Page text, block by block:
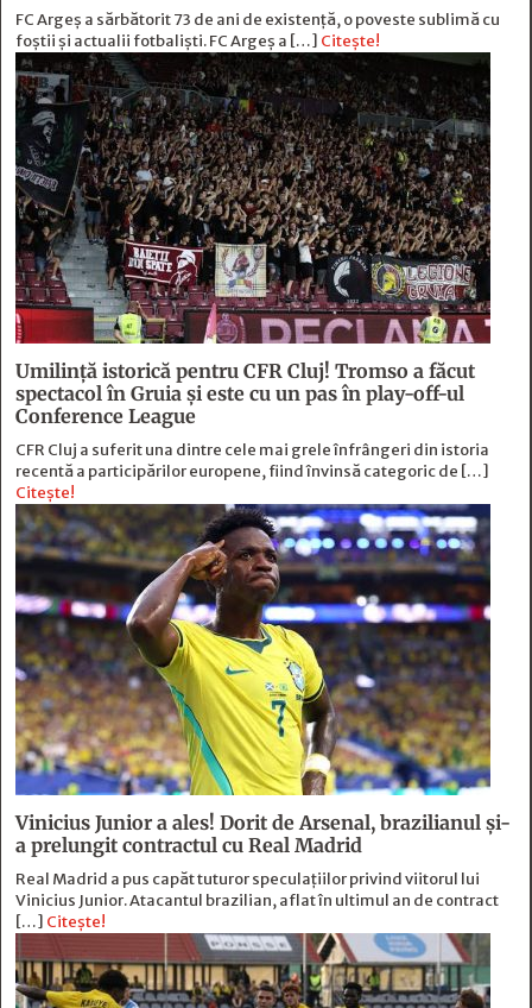
FC Argeș a sărbătorit 73 de ani de existență, o poveste sublimă cu
foștii și actualii fotbaliști. FC Argeș a […] Citește!
Umilință istorică pentru CFR Cluj! Tromso a făcut
spectacol în Gruia și este cu un pas în play-off-ul
Conference League
CFR Cluj a suferit una dintre cele mai grele înfrângeri din istoria
recentă a participărilor europene, fiind învinsă categoric de […]
Citește!
Vinicius Junior a ales! Dorit de Arsenal, brazilianul și-
a prelungit contractul cu Real Madrid
Real Madrid a pus capăt tuturor speculațiilor privind viitorul lui
Vinicius Junior. Atacantul brazilian, aflat în ultimul an de contract
[…] Citește!